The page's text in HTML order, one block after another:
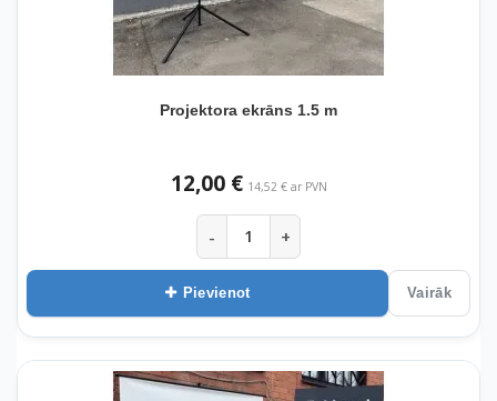
Projektora ekrāns 1.5 m
12,00 € 14,52 € ar PVN
- +
Pievienot Vairāk